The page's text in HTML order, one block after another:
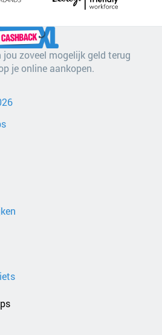
jou zoveel mogelijk geld terug
je online aankopen.